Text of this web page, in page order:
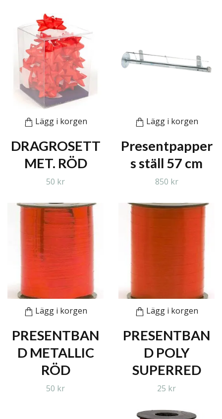
Lägg i korgen
DRAGROSETT
MET. RÖD
50 kr
Lägg i korgen
Presentpapper
s ställ 57 cm
850 kr
Lägg i korgen
PRESENTBAN
D METALLIC
RÖD
50 kr
Lägg i korgen
PRESENTBAN
D POLY
SUPERRED
25 kr